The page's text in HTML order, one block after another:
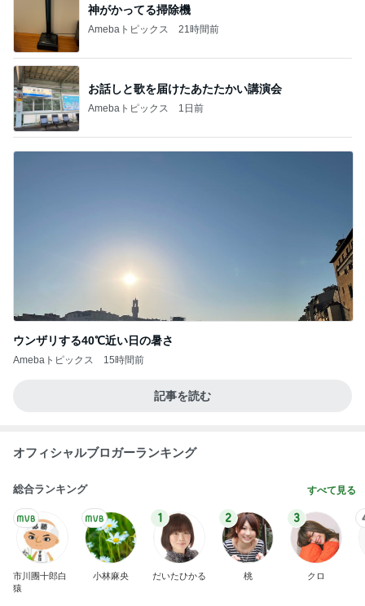
神がかってる掃除機
Amebaトピックス 21時間前
お話しと歌を届けたあたたかい講演会
Amebaトピックス 1日前
ウンザリする40℃近い日の暑さ
Amebaトピックス 15時間前
記事を読む
オフィシャルブロガーランキング
総合ランキング すべて見る
市川團十郎白
猿
小林麻央
1
だいたひかる
2
桃
3
クロ